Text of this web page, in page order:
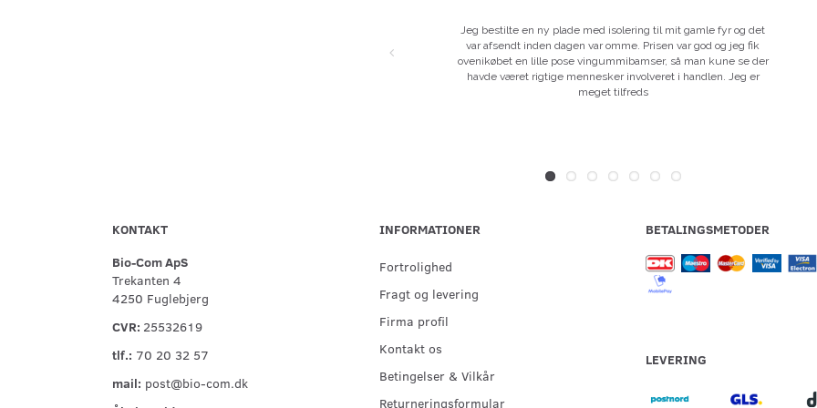
Jeg bestilte en ny plade med isolering til mit gamle fyr og det
var afsendt inden dagen var omme. Prisen var god og jeg fik
ovenikøbet en lille pose vingummibamser, så man kune se der
havde været rigtige mennesker involveret i handlen. Jeg er
meget tilfreds
KONTAKT
Bio-Com ApS
Trekanten 4
4250 Fuglebjerg
CVR: 25532619
tlf.: 70 20 32 57
mail: post@bio-com.dk
INFORMATIONER
Fortrolighed
Fragt og levering
Firma profil
Kontakt os
Betingelser & Vilkår
Returneringsformular
BETALINGSMETODER
LEVERING